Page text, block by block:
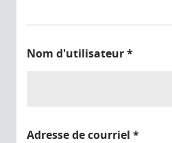
Nom d'utilisateur*
Adresse de courriel *